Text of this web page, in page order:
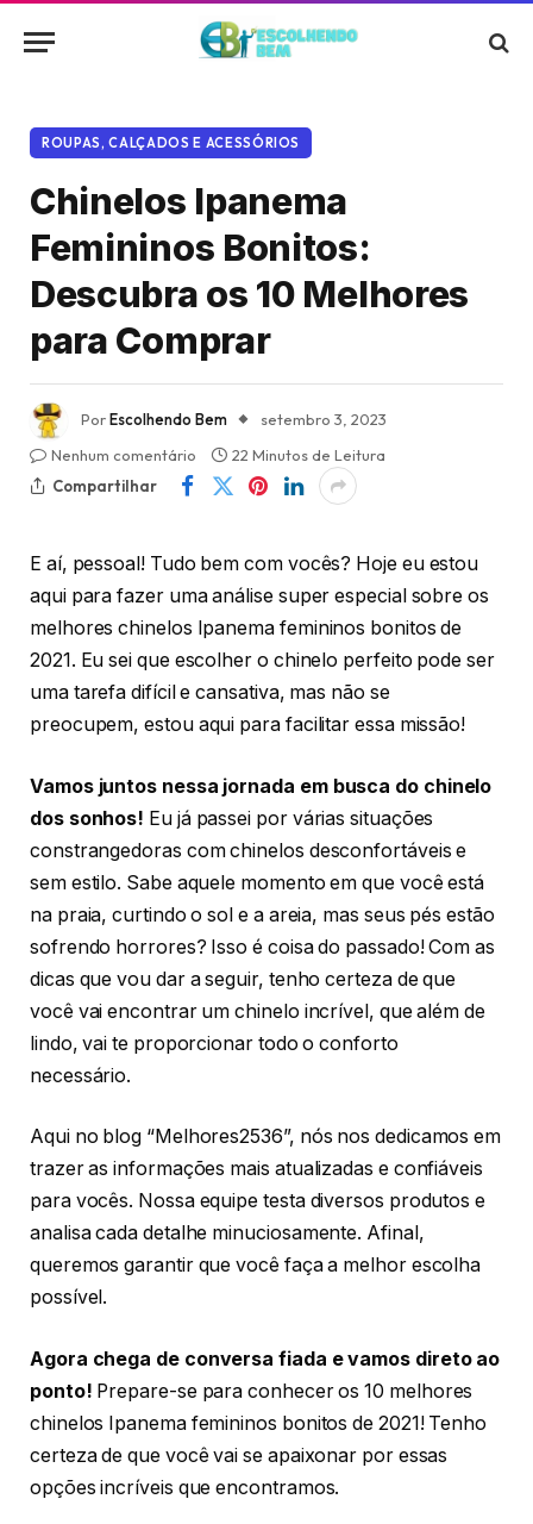
ROUPAS, CALÇADOS E ACESSÓRIOS
Chinelos Ipanema
Femininos Bonitos:
Descubra os 10 Melhores
para Comprar
PorEscolhendo Bem
setembro 3, 2023
Nenhum comentário
22 Minutos de Leitura
Compartilhar
E aí, pessoal! Tudo bem com vocês? Hoje eu estou
aqui para fazer uma análise super especial sobre os
melhores chinelos Ipanema femininos bonitos de
2021. Eu sei que escolher o chinelo perfeito pode ser
uma tarefa difícil e cansativa, mas não se
preocupem, estou aqui para facilitar essa missão!
Vamos juntos nessa jornada em busca do chinelo
dos sonhos! Eu já passei por várias situações
constrangedoras com chinelos desconfortáveis e
sem estilo. Sabe aquele momento em que você está
na praia, curtindo o sol e a areia, mas seus pés estão
sofrendo horrores? Isso é coisa do passado! Com as
dicas que vou dar a seguir, tenho certeza de que
você vai encontrar um chinelo incrível, que além de
lindo, vai te proporcionar todo o conforto
necessário.
Aqui no blog “Melhores2536”, nós nos dedicamos em
trazer as informações mais atualizadas e confiáveis
para vocês. Nossa equipe testa diversos produtos e
analisa cada detalhe minuciosamente. Afinal,
queremos garantir que você faça a melhor escolha
possível.
Agora chega de conversa fiada e vamos direto ao
ponto! Prepare-se para conhecer os 10 melhores
chinelos Ipanema femininos bonitos de 2021! Tenho
certeza de que você vai se apaixonar por essas
opções incríveis que encontramos.